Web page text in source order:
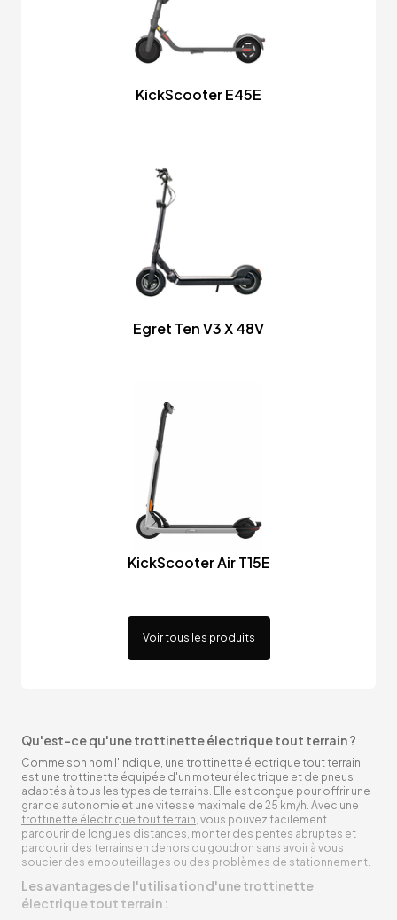
KickScooter E45E
Egret Ten V3 X 48V
KickScooter Air T15E
Voir tous les produits
Qu'est-ce qu'une trottinette électrique tout terrain ?
Comme son nom l'indique, une trottinette électrique tout terrain
est une trottinette équipée d'un moteur électrique et de pneus
adaptés à tous les types de terrains. Elle est conçue pour offrir une
grande autonomie et une vitesse maximale de 25 km/h. Avec une
trottinette électrique tout terrain, vous pouvez facilement
parcourir de longues distances, monter des pentes abruptes et
parcourir des terrains en dehors du goudron sans avoir à vous
soucier des embouteillages ou des problèmes de stationnement.
Les avantages de l'utilisation d'une trottinette
électrique tout terrain :